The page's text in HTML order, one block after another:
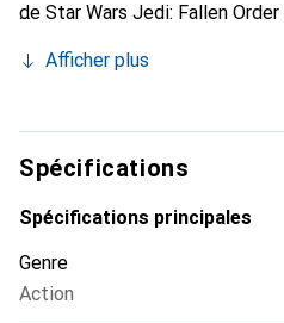
de Star Wars Jedi: Fallen
davantage dans l'obscurité.
nouvelles et familières. En
survivants, Cal est déterminé
les plus sombres de la galaxie
aller pour protéger lui-même,
Afficher plus
Spécifications
Spécifications principales
Genre
Action